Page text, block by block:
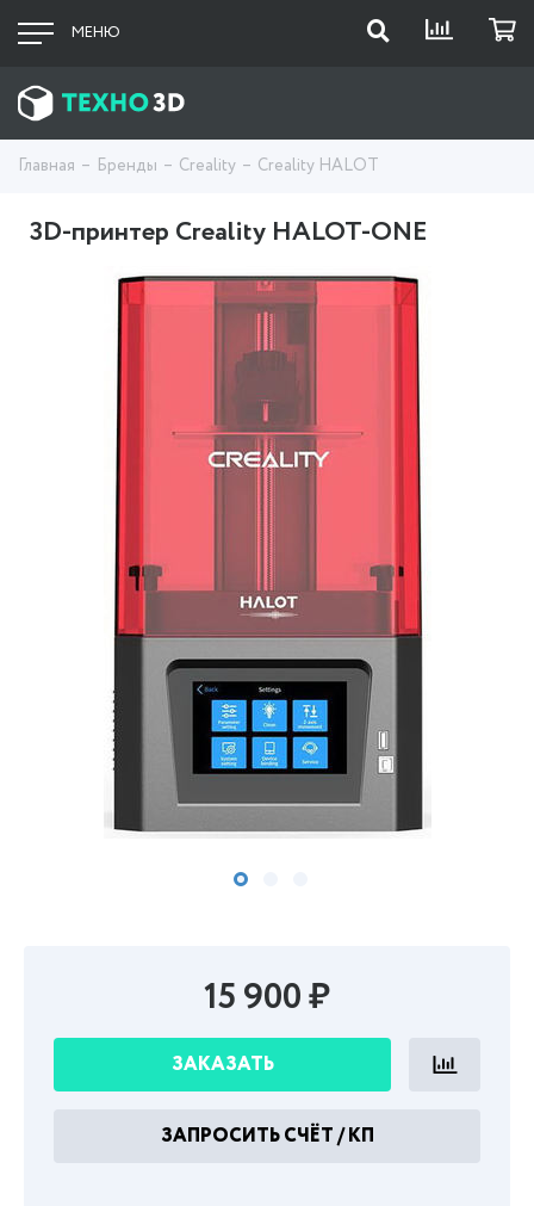
МЕНЮ
Главная Бренды Creality Creality HALOT
3D-принтер Creality HALOT-ONE
15 900 ₽
ЗАКАЗАТЬ
ЗАПРОСИТЬ СЧЁТ / КП